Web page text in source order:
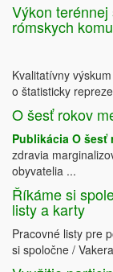
Výkon
rómskych
Kvalitatívny
o štatisticky
O šesť rokov
Publikácia O šesť
zdravia
obyvatelia ...
Říkáme si
listy a karty
Pracovné listy pre
si spoločne /